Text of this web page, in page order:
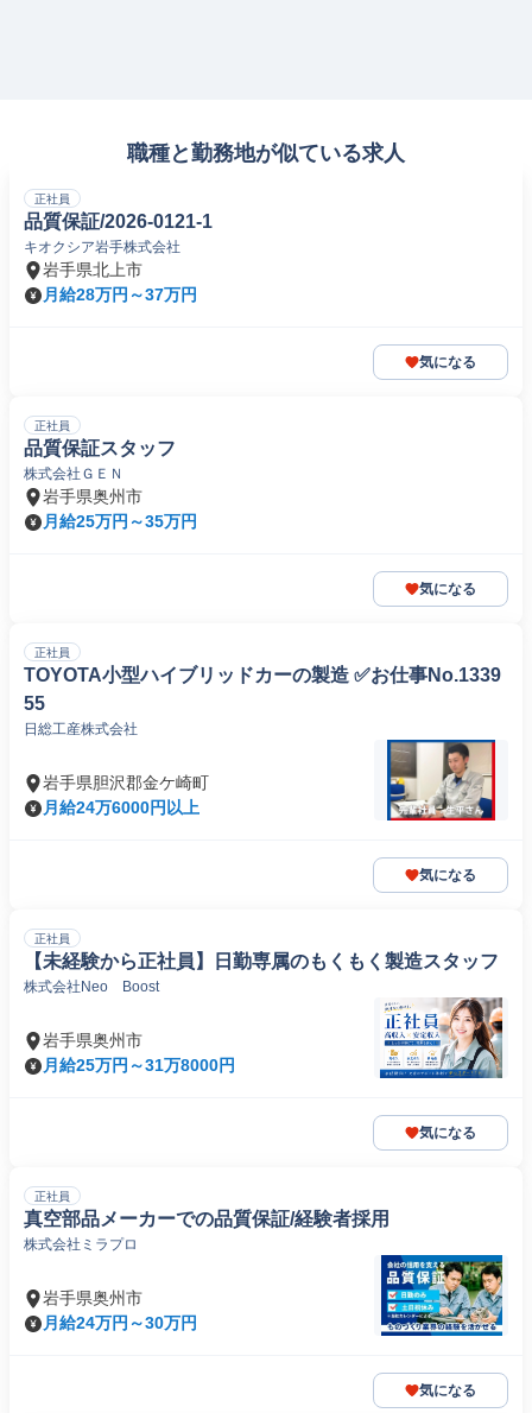
職種と勤務地が似ている求人
正社員
品質保証/2026-0121-1
キオクシア岩手株式会社
岩手県北上市
月給28万円～37万円
気になる
正社員
品質保証スタッフ
株式会社ＧＥＮ
岩手県奥州市
月給25万円～35万円
気になる
正社員
TOYOTA小型ハイブリッドカーの製造 ✅お仕事No.1339
55
日総工産株式会社
岩手県胆沢郡金ケ崎町
月給24万6000円以上
気になる
正社員
【未経験から正社員】日勤専属のもくもく製造スタッフ
株式会社Neo Boost
岩手県奥州市
月給25万円～31万8000円
気になる
正社員
真空部品メーカーでの品質保証/経験者採用
株式会社ミラプロ
岩手県奥州市
月給24万円～30万円
気になる